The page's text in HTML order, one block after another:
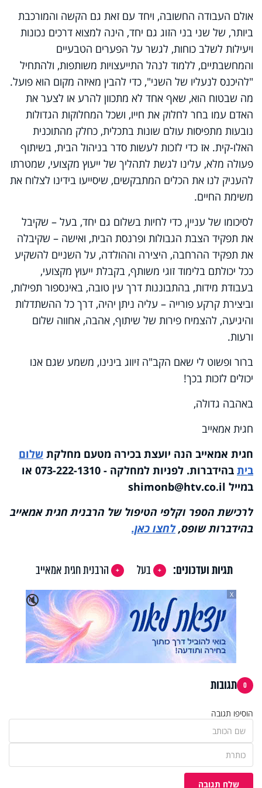
אולם העבודה החשובה, ויחד עם זאת גם הקשה והמורכבת
ביותר, של שני בני הזוג גם יחד, הינה למצוא דרכים נכונות
ויעילות לשלב כוחות, לגשר על הפערים הטבעיים
והמחשבתיים, ללמוד לנהל התייעצויות משותפות, ולהתחיל
"להיכנס לנעליו של השני", כדי להבין מאיזה מקום הוא פועל.
מה שבטוח הוא, שאף אחד לא מתכוון להרע או לצער את
האדם עמו בחר לחלוק את חייו, ושכל המחלוקות הגדולות
נובעות מתפיסות עולם שונות בתכלית, כחלק מהתוכנית
האלו-קית. אז כדי לזכות לעשות סדר בניהול הבית, בשיתוף
פעולה מלא, עלינו לגשת לתהליך של ייעוץ מקצועי, שמטרתו
להעניק לנו את הכלים המתבקשים, שיסייעו בידינו לצלוח את
משימת החיים.
לסיכומו של עניין, כדי לחיות בשלום גם יחד, בעל – שקיבל
את תפקיד הצבת הגבולות ופרנסת הבית, ואישה – שקיבלה
את תפקיד ההרחבה, היצירה וההולדה, על השניים להשקיע
ככל יכולתם בלימוד זוגי משותף, בקבלת ייעוץ מקצועי,
בעבודת מידות, בהתבוננות דרך עין טובה, באינספור תפילות,
וביצירת קרקע פורייה – עליה ניתן יהיה, דרך כל ההשתדלות
והיגיעה, להצמיח פירות של שיתוף, אהבה, אחווה שלום
ורעות.
ברור ופשוט לי שאם הקב"ה זיווג בינינו, משמע שגם אנו
יכולים לזכות בכך!
באהבה גדולה,
חגית אמאייב
חגית אמאייב הנה יועצת בכירה מטעם מחלקת שלום
בית
בהידברות. לפניות למחלקה - 073-222-1310 או
במייל shimonb@htv.co.il
לרכישת הספר וקלפי הטיפול של הרבנית חגית אמאייב
בהידברות שופס,לחצו כאן.
תגיות ועדכונים: בעל
הרבנית חגית אמאייב
🔇
X
0 תגובות
הוסיפו תגובה
שלח תגובה